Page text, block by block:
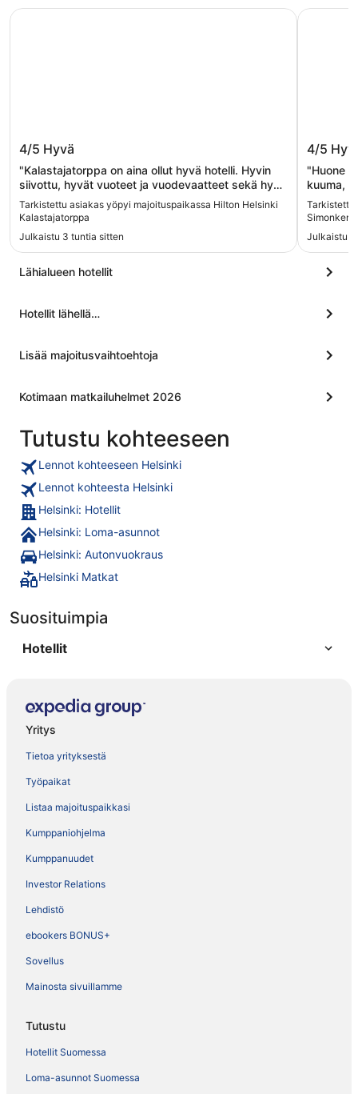
Hilton Helsinki Kalastajatorppa
4/5 Hyvä
"Kalastajatorppa on aina ollut hyvä hotelli. Hyvin
siivottu, hyvät vuoteet ja vuodevaatteet sekä hyvä
aamiainen, jonka raaka-aineet ovat ensiluokkaisia.
Vähän olisi up-grade-tarvetta ns. uudemman osan
huoneissa, ainakin 8:ssa kerroksessa. Ravintolat
erinomaisia. Hotelli on erityisen kiva näin kesällä,
meri ja luonto ympärillä ja keskustaan hyvä
ratikkayhteys sekä ilmainen parkki. Tullut käytyä
noussut."
Tarkistettu asiakas yöpyi majoituspaikassa Hilton Helsinki
Kalastajatorppa
Julkaistu 3 tuntia sitten
Hilton Helsinki Kalastajatorppa
4/5
"Huone
kuuma,
reunalta
suoraan
Tarkistettu
Julkaistu
Scandic
Lähialueen hotellit
Hotellit lähellä…
Lisää majoitusvaihtoehtoja
Kotimaan matkailuhelmet 2026
Tutustu kohteeseen
Lennot kohteeseen Helsinki
Lennot kohteesta Helsinki
Helsinki: Hotellit
Helsinki: Loma-asunnot
Helsinki: Autonvuokraus
Helsinki Matkat
Suosituimpia
Hotellit
Yritys
Tietoa yrityksestä
Työpaikat
Listaa majoituspaikkasi
Kumppaniohjelma
Kumppanuudet
Investor Relations
Lehdistö
ebookers BONUS+
Sovellus
Mainosta sivuillamme
Tutustu
Hotellit Suomessa
Loma-asunnot Suomessa